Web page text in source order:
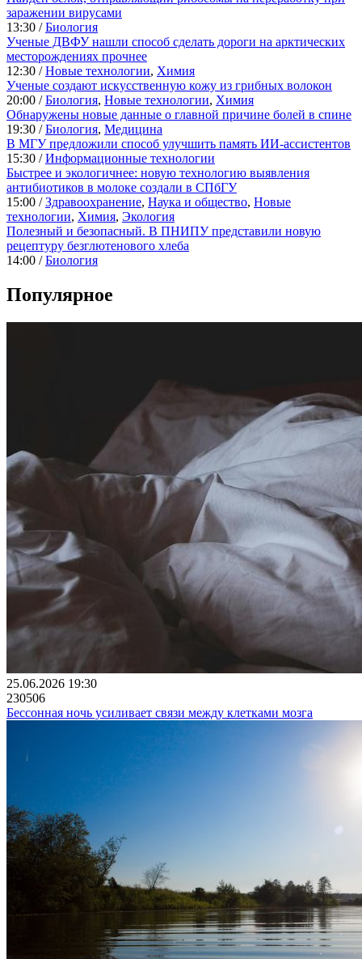
заражении вирусами
13:30 /Биология
Ученые ДВФУ нашли способ сделать дороги на арктических
месторождениях прочнее
12:30 /Новые технологии, Химия
Ученые создают искусственную кожу из грибных волокон
20:00 /Биология, Новые технологии, Химия
Обнаружены новые данные о главной причине болей в спине
19:30 /Биология, Медицина
В МГУ предложили способ улучшить память ИИ-ассистентов
15:30 /Информационные технологии
Быстрее и экологичнее: новую технологию выявления
антибиотиков в молоке создали в СПбГУ
15:00 /Здравоохранение, Наука и общество, Новые
технологии, Химия, Экология
Полезный и безопасный. В ПНИПУ представили новую
рецептуру безглютенового хлеба
14:00 /Биология
Популярное
25.06.2026 19:30
230506
Бессонная ночь усиливает связи между клетками мозга